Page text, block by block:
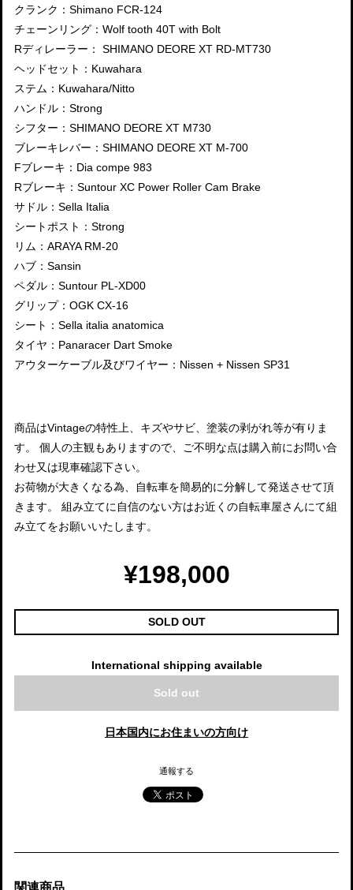
クランク：Shimano FCR-124
チェーンリング：Wolf tooth 40T with Bolt
Rディレーラー： SHIMANO DEORE XT RD-MT730
ヘッドセット：Kuwahara
ステム：Kuwahara/Nitto
ハンドル：Strong
シフター：SHIMANO DEORE XT M730
ブレーキレバー：SHIMANO DEORE XT M-700
Fブレーキ：Dia compe 983
Rブレーキ：Suntour XC Power Roller Cam Brake
サドル：Sella Italia
シートポスト：Strong
リム：ARAYA RM-20
ハブ：Sansin
ペダル：Suntour PL-XD00
グリップ：OGK CX-16
シート：Sella italia anatomica
タイヤ：Panaracer Dart Smoke
アウターケーブル及びワイヤー：Nissen + Nissen SP31
商品はVintageの特性上、キズやサビ、塗装の剥がれ等が有りま
す。 個人の主観もありますので、ご不明な点は購入前にお問い合
わせ又は現車確認下さい。
お荷物が大きくなる為、自転車を簡易的に分解して発送させて頂
きます。 組み立てに自信のない方はお近くの自転車屋さんにて組
み立てをお願いいたします。
¥198,000
SOLD OUT
International shipping available
Sold out
日本国内にお住まいの方向け
通報する
関連商品